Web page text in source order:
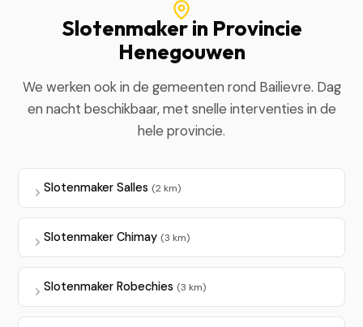
Slotenmaker in Provincie
Henegouwen
We werken ook in de gemeenten rond Bailievre. Dag
en nacht beschikbaar, met snelle interventies in de
hele provincie.
Slotenmaker Salles (2 km)
Slotenmaker Chimay (3 km)
Slotenmaker Robechies (3 km)